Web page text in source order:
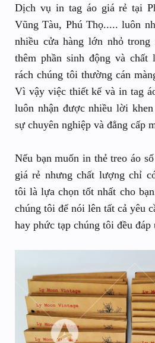
Dịch vụ in tag áo giá rẻ tại
Vũng Tàu, Phú Thọ..... luôn
nhiều cửa hàng lớn nhỏ
thêm phần sinh động và chất
rách chúng tôi thường cán
Vì vậy việc thiết kế và in tag
luôn nhận được nhiều lời
sự chuyên nghiệp và đẳng cấp
Nếu bạn muốn in thẻ treo áo
giá rẻ nhưng chất lượng chỉ
tôi là lựa chọn tốt nhất cho
chúng tôi để nói lên tất cả yêu
hay phức tạp chúng tôi đều đáp